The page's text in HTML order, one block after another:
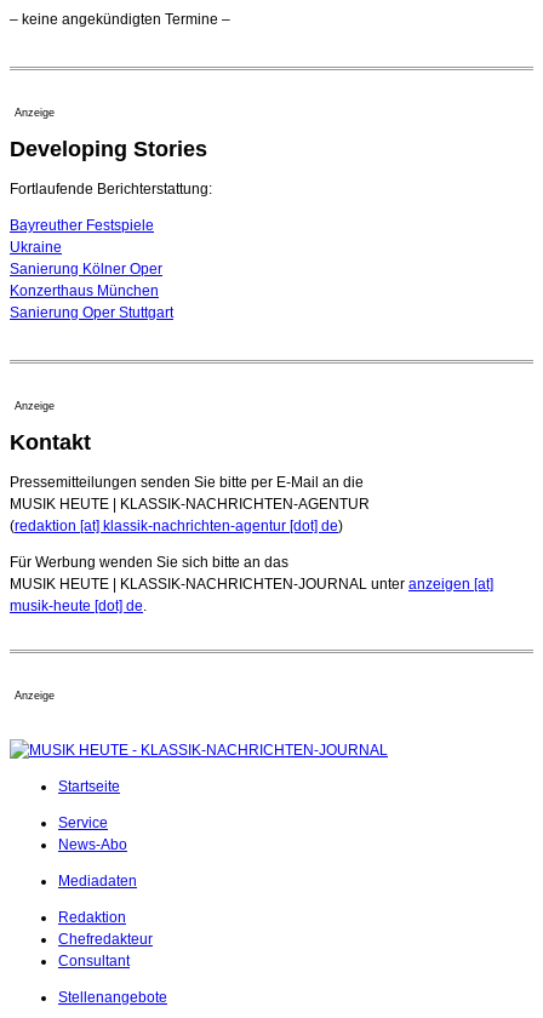
Ensemblemitglieder
Dirigent Nicolás Pasquet mit Würth-Preis der
Jeunesses Musicales ausgezeichnet
07. August 2026 - 13:20 Uhr
– keine angekündigten Termine –
Anzeige
Developing Stories
Fortlaufende Berichterstattung:
Bayreuther Festspiele
Ukraine
Sanierung Kölner Oper
Konzerthaus München
Sanierung Oper Stuttgart
Anzeige
Kontakt
Pressemitteilungen senden Sie bitte per E-Mail an die
MUSIK HEUTE | KLASSIK-NACHRICHTEN-AGENTUR
(redaktion [at] klassik-nachrichten-agentur [dot] de)
Für Werbung wenden Sie sich bitte an das
MUSIK HEUTE | KLASSIK-NACHRICHTEN-JOURNAL unter anzeigen [at]
musik-heute [dot] de
Anzeige
Startseite
Service
News-Abo
Mediadaten
Redaktion
Chefredakteur
Consultant
Stellenangebote